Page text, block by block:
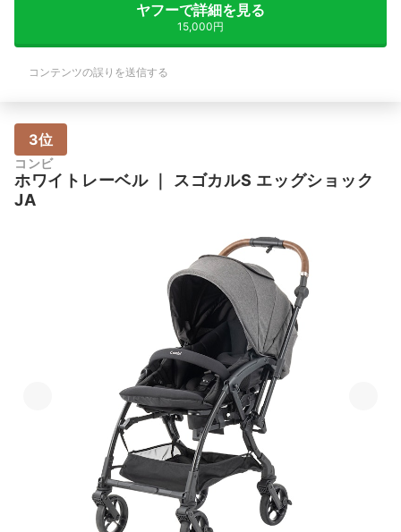
ヤフーで詳細を見る
15,000円
コンテンツの誤りを送信する
3位
コンビ
ホワイトレーベル｜ スゴカルS エッグショック
JA